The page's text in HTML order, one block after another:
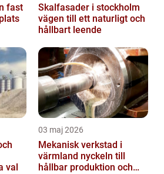
Skalfasader i stockholm
vägen till ett naturligt och
hållbart leende
val
03 maj 2026
Mekanisk verkstad i
värmland nyckeln till
hållbar produktion och